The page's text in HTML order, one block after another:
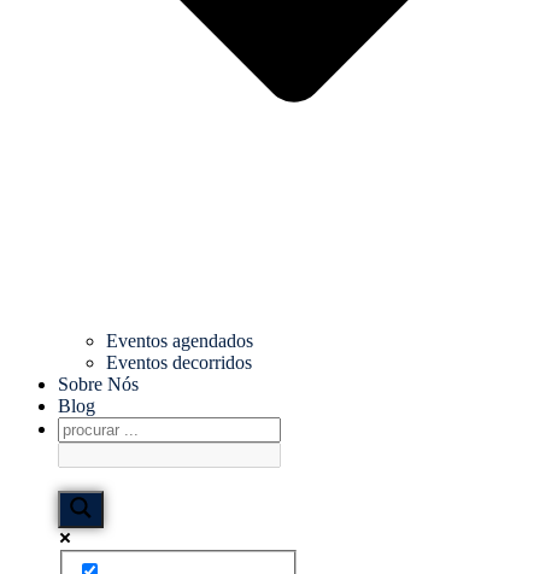
Eventos agendados
Eventos decorridos
Sobre Nós
Blog